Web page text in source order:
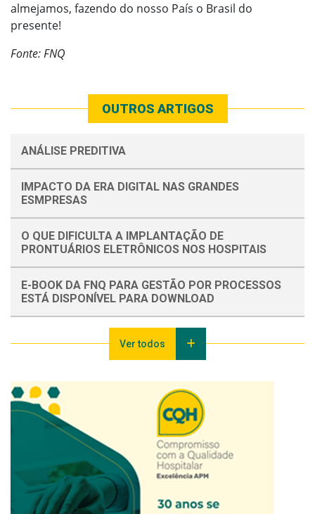
almejamos, fazendo do nosso País o Brasil do
presente!
Fonte: FNQ
OUTROS ARTIGOS
ANÁLISE PREDITIVA
IMPACTO DA ERA DIGITAL NAS GRANDES
ESMPRESAS
O QUE DIFICULTA A IMPLANTAÇÃO DE
PRONTUÁRIOS ELETRÔNICOS NOS HOSPITAIS
E-BOOK DA FNQ PARA GESTÃO POR PROCESSOS
ESTÁ DISPONÍVEL PARA DOWNLOAD
Ver todos